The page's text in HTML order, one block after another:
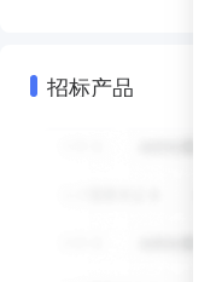
招标产品